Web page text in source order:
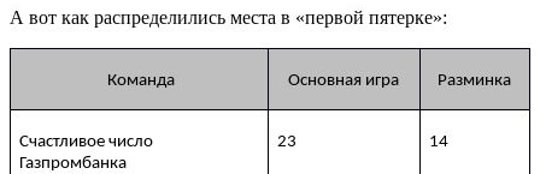
А вот как распределились места в «первой пятерке»:
Команда Основная игра Разминка
Счастливое число
Газпромбанка
23 14